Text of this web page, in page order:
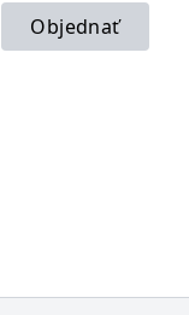
Objednať